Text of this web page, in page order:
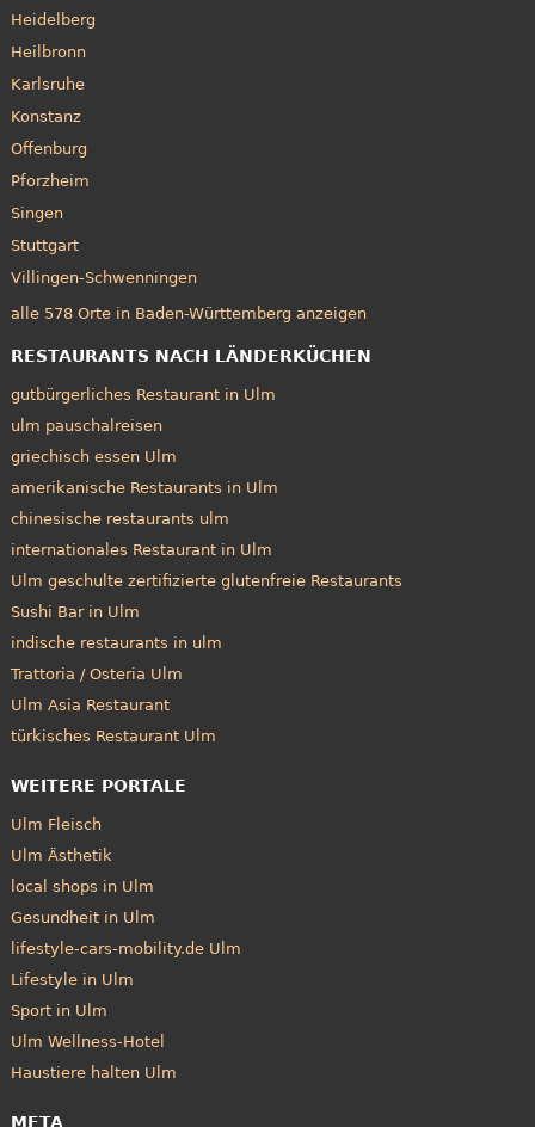
Heidelberg
Heilbronn
Karlsruhe
Konstanz
Offenburg
Pforzheim
Singen
Stuttgart
Villingen-Schwenningen
alle 578 Orte in Baden-Württemberg anzeigen
RESTAURANTS NACH LÄNDERKÜCHEN
gutbürgerliches Restaurant in Ulm
ulm pauschalreisen
griechisch essen Ulm
amerikanische Restaurants in Ulm
chinesische restaurants ulm
internationales Restaurant in Ulm
Ulm geschulte zertifizierte glutenfreie Restaurants
Sushi Bar in Ulm
indische restaurants in ulm
Trattoria / Osteria Ulm
Ulm Asia Restaurant
türkisches Restaurant Ulm
WEITERE PORTALE
Ulm Fleisch
Ulm Ästhetik
local shops in Ulm
Gesundheit in Ulm
lifestyle-cars-mobility.de Ulm
Lifestyle in Ulm
Sport in Ulm
Ulm Wellness-Hotel
Haustiere halten Ulm
META